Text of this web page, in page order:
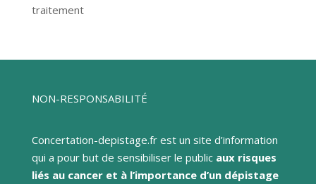
traitement
NON-RESPONSABILITÉ
Concertation-depistage.fr est un site d’information
qui a pour but de sensibiliser le public aux risques
liés au cancer et à l’importance d’un dépistage